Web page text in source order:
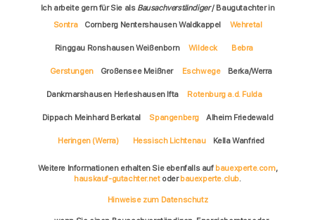
Ich arbeite gern für Sie als Bausachverständiger/ Baugutachter in
Sontra
Cornberg Nentershausen Waldkappel Wehretal
Ringgau Ronshausen Weißenborn Wildeck Bebra
Gerstungen Großensee Meißner Eschwege Berka/Werra
Dankmarshausen Herleshausen Ifta Rotenburg a.d. Fulda
Dippach Meinhard Berkatal Spangenberg Alheim Friedewald
Heringen (Werra) Hessisch Lichtenau Kella Wanfried
Weitere Informationen erhalten Sie ebenfalls auf bauexperte.com,
hauskauf-gutachter.netoderbauexperte.club.
Hinweise zum Datenschutz